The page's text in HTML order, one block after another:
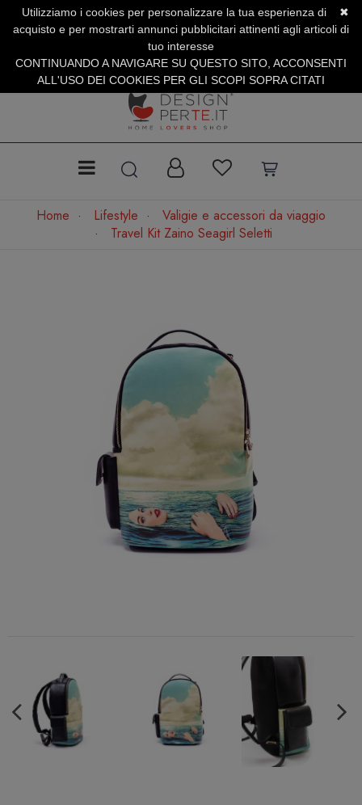
SERVIZIO CLIENTI +39.0773.470.562
SUMMER SALES | Fino al 40% di Sconto
Home Lifestyle
Valigie e accessori da viaggio
Travel Kit Zaino Seagirl Seletti
✖
Utilizziamo i cookies per personalizzare la tua esperienza di
acquisto e per mostrarti annunci pubblicitari attinenti agli articoli di
tuo interesse
CONTINUANDO A NAVIGARE SU QUESTO SITO, ACCONSENTI
ALL'USO DEI COOKIES PER GLI SCOPI SOPRA CITATI